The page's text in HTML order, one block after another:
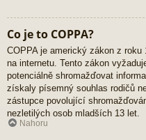
Co je to COPPA?
COPPA je americký zákon z
na internetu. Tento zákon
potenciálně shromažďovat
získaly písemný souhlas rodičů
zástupce povolující
nezletilých osob mladších 13 let.
Nahoru